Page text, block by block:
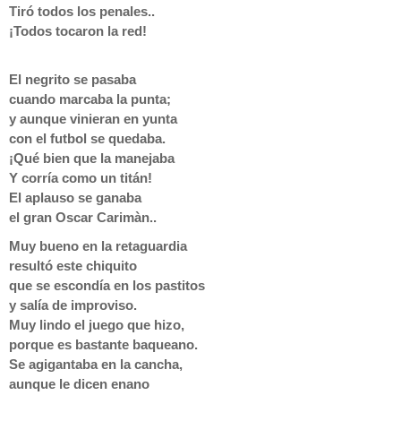
Tiró todos los penales..
¡Todos tocaron la red!
El negrito se pasaba
cuando marcaba la punta;
y aunque vinieran en yunta
con el futbol se quedaba.
¡Qué bien que la manejaba
Y corría como un titán!
El aplauso se ganaba
el gran Oscar Carimàn..
Muy bueno en la retaguardia
resultó este chiquito
que se escondía en los pastitos
y salía de improviso.
Muy lindo el juego que hizo,
porque es bastante baqueano.
Se agigantaba en la cancha,
aunque le dicen enano